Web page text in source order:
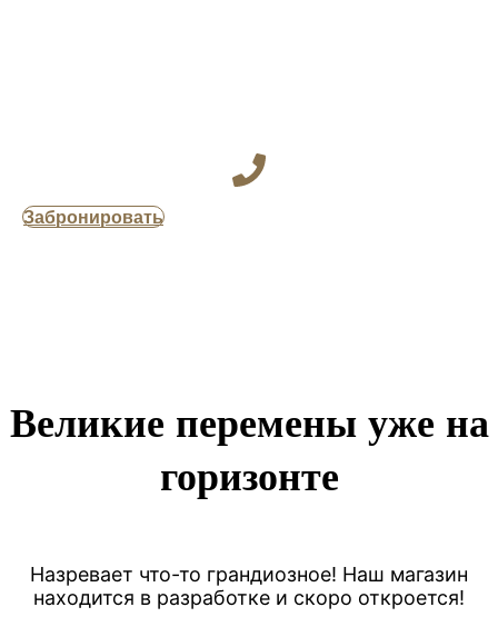
Забронировать
Великие перемены уже на
горизонте
Назревает что-то грандиозное! Наш магазин
находится в разработке и скоро откроется!